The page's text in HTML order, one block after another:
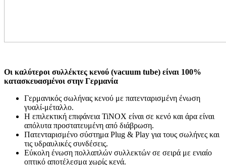
Οι καλύτεροι συλλέκτες κενού (vacuum tube) είναι 100%
κατασκευασμένοι στην Γερμανία
Γερμανικός σωλήνας κενού με πατενταρισμένη ένωση
γυαλί-μέταλλο.
Η επιλεκτική επιφάνεια TiNOX είναι σε κενό και άρα είναι
απόλυτα προστατευμένη από διάβρωση.
Πατενταρισμένο σύστημα Plug & Play για τους σωλήνες και
τις υδραυλικές συνδέσεις.
Εύκολη ένωση πολλαπλών συλλεκτών σε σειρά με ενιαίο
οπτικό αποτέλεσμα χωρίς κενά.